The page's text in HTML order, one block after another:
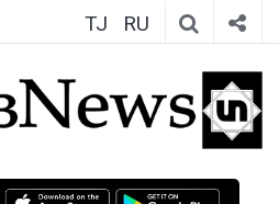
TJ RU
ИмрӯзNews